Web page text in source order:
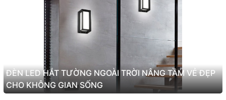
ĐÈN LED HẮT TƯỜNG NGOÀI TRỜI NÂNG TẦM VẺ ĐẸP
CHO KHÔNG GIAN SỐNG